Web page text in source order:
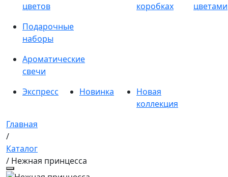
цветов
коробках
цветами
Подарочные
наборы
Ароматические
свечи
Экспресс
Новинка
Новая
коллекция
Главная
/
Каталог
/ Нежная принцесса